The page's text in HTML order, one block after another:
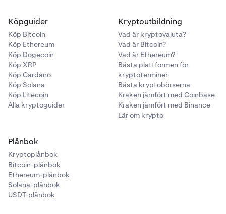
Köpguider
Köp Bitcoin
Köp Ethereum
Köp Dogecoin
Köp XRP
Köp Cardano
Köp Solana
Köp Litecoin
Alla kryptoguider
Kryptoutbildning
Vad är kryptovaluta?
Vad är Bitcoin?
Vad är Ethereum?
Bästa plattformen för
kryptoterminer
Bästa kryptobörserna
Kraken jämfört med Coinbase
Kraken jämfört med Binance
Lär om krypto
Plånbok
Kryptoplånbok
Bitcoin-plånbok
Ethereum-plånbok
Solana-plånbok
USDT-plånbok